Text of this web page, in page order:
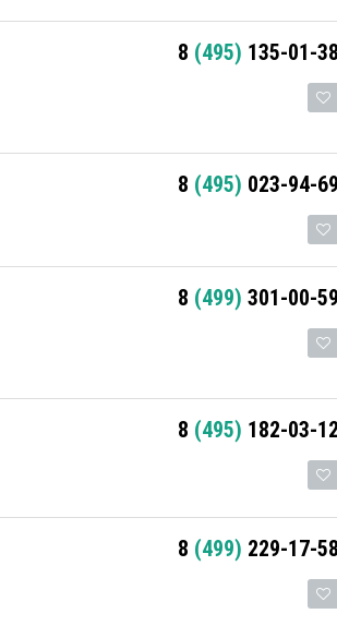
8 (495) 135-01-38
8 (495) 023-94-69
8 (499) 301-00-59
8 (495) 182-03-12
8 (499) 229-17-58